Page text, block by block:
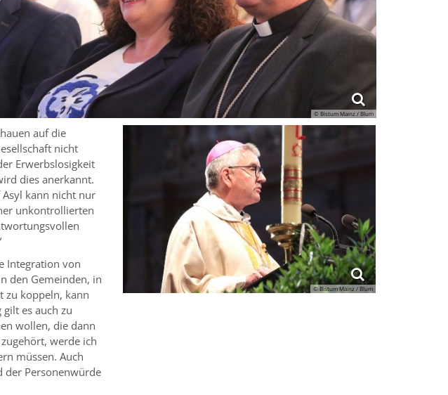
© Bistum Mainz / Blum
© Bistum Mainz / Blum
auf die
nicht
Erwerbslosigkeit
dies anerkannt.
Asyl kann nicht nur
unkontrollierten
Integration von
den Gemeinden, in
zu koppeln, kann
es auch zu
wollen, die dann
werde ich
müssen. Auch
der Personenwürde